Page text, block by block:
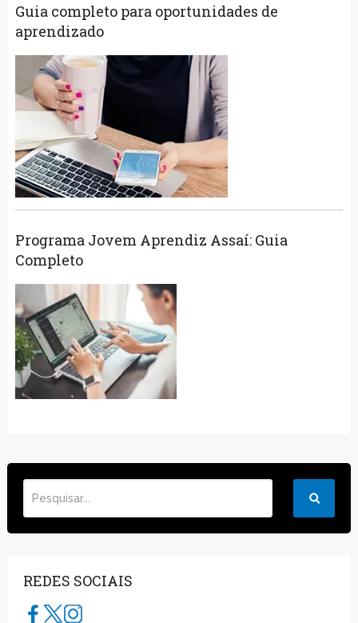
Guia completo para oportunidades de
aprendizado
Programa Jovem Aprendiz Assaí: Guia
Completo
REDES SOCIAIS